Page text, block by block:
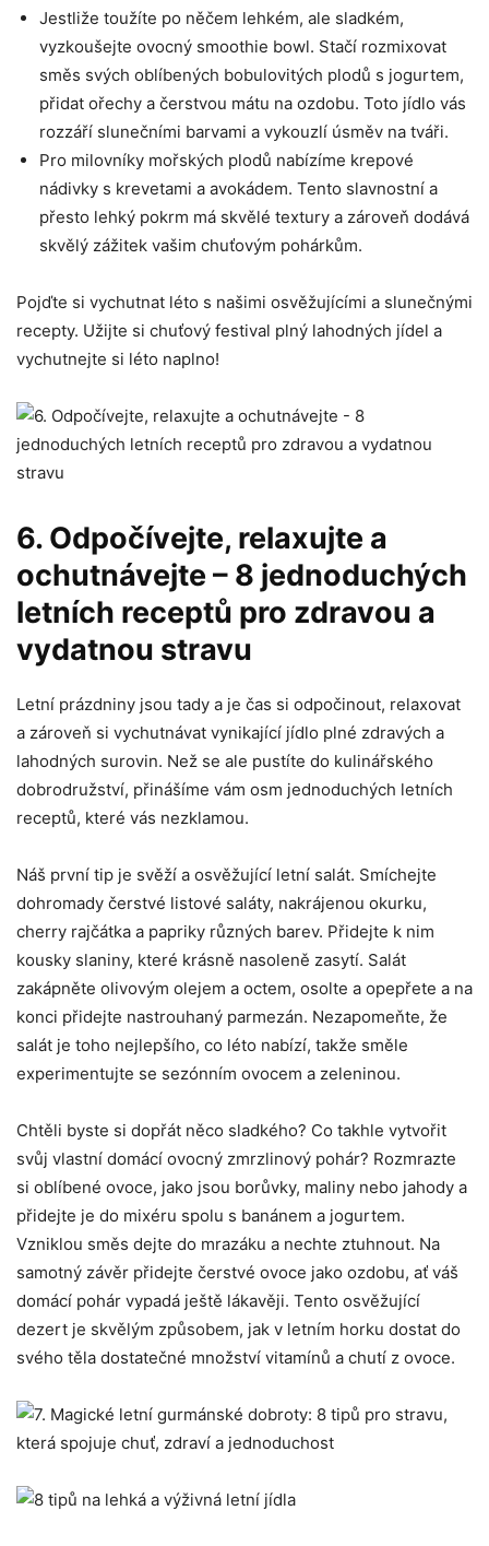
Jestliže toužíte po něčem lehkém, ‌ale⁤ sladkém,
vyzkoušejte ovocný​ smoothie bowl. Stačí⁤ rozmixovat
směs ‌svých oblíbených bobulovitých ‌plodů s jogurtem,
přidat ořechy a čerstvou ‌mátu na‍ ozdobu. Toto jídlo vás⁤
rozzáří slunečními ​barvami a⁢ vykouzlí ⁤úsměv⁤ na tváři.
Pro milovníky mořských plodů nabízíme krepové⁣
nádivky s krevetami a ⁢avokádem. Tento slavnostní ‌a
přesto lehký pokrm má ⁢skvělé textury a⁤ zároveň dodává
⁢skvělý zážitek vašim chuťovým pohárkům.
Pojďte si vychutnat léto s našimi osvěžujícími ‌a slunečnými
⁢recepty. Užijte si chuťový festival plný lahodných jídel a
vychutnejte si léto naplno!
6. Odpočívejte, relaxujte ⁣a
ochutnávejte – 8‌ jednoduchých
letních receptů pro zdravou a​
vydatnou​ stravu
Letní⁣ prázdniny jsou tady a je čas si ⁣odpočinout, relaxovat‍
a zároveň si vychutnávat vynikající jídlo plné​ zdravých a
lahodných surovin. Než se ale pustíte do kulinářského
dobrodružství, přinášíme vám osm jednoduchých letních​
receptů, které vás‍ nezklamou.
Náš první​ tip je svěží‌ a osvěžující letní salát. Smíchejte
dohromady ⁣čerstvé‌ listové saláty, nakrájenou ⁢okurku,
cherry rajčátka a papriky různých barev. Přidejte⁢ k nim
kousky slaniny,‌ které ​krásně nasoleně zasytí. ​Salát
zakápněte olivovým‍ olejem a octem, osolte a opepřete⁢ a na
⁤konci‍ přidejte nastrouhaný‌ parmezán. Nezapomeňte, ‍že
salát je toho nejlepšího,⁣ co léto nabízí, takže směle
⁣experimentujte ‌se sezónním ovocem a zeleninou.
Chtěli byste si dopřát něco sladkého? ​Co takhle vytvořit
svůj vlastní domácí ovocný zmrzlinový pohár?⁣ Rozmrazte
⁣si oblíbené ovoce, jako jsou borůvky, maliny nebo jahody a
přidejte je do mixéru spolu ‍s⁢ banánem a jogurtem.
Vzniklou směs dejte do mrazáku a nechte‍ ztuhnout. Na⁣
samotný závěr přidejte čerstvé ovoce ​jako ⁣ozdobu, ať váš
domácí pohár ‌vypadá ještě ⁣lákavěji. Tento ⁤osvěžující
dezert‍ je skvělým způsobem, jak v letním⁣ horku ⁢dostat do
svého těla‌ dostatečné množství vitamínů a chutí z ovoce.